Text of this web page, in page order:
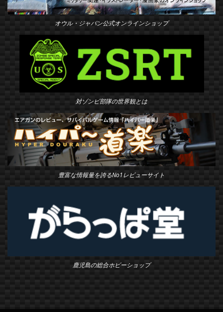
オウル・ジャパン公式オンラインショップ
対ゾンビ部隊の世界観とは
豊富な情報量を誇るNo1レビューサイト
鹿児島の総合ホビーショップ